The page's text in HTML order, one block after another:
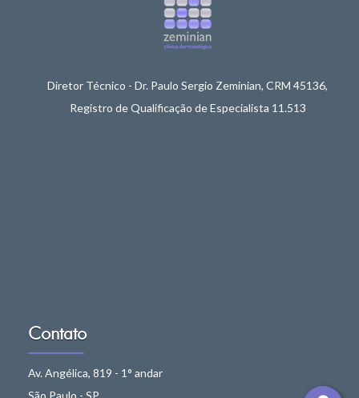
Diretor Técnico - Dr. Paulo Sergio Zeminian, CRM 45136,
Registro de Qualificação de Especialista 11.513
Contato
Av. Angélica, 819 - 1° andar
São Paulo - SP